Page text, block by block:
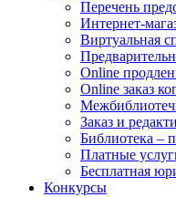
Перечень
Интернет-
Виртуальная
Online
Online заказ
Заказ и
Библиотека –
Платные
Бесплатная
Конкурсы